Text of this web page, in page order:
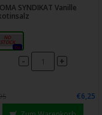
SYNDIKAT Vanille
18mg
0x
- +
€6,25